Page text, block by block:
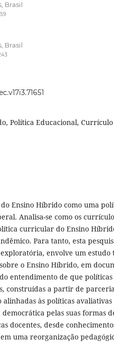
Brasil
Brasil
Política Educacional, Currículo
Ensino Híbrido como uma
Analisa-se como os
curricular do Ensino
Para tanto, esta
envolve um estudo
o Ensino Híbrido, em
entendimento de que políticas
construídas a partir de
alinhadas às políticas avaliativas
pelas suas formas
docentes, desde
uma reorganização